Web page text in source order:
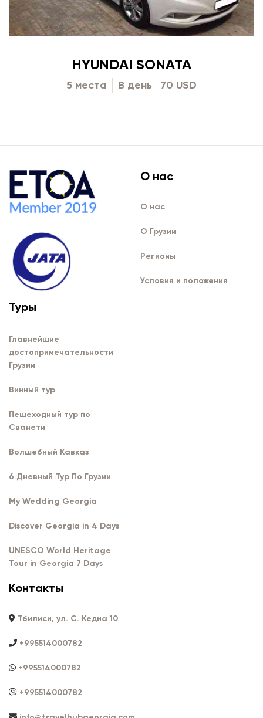
HYUNDAI SONATA
5 места В день 70 USD
О нас
О нас
О Грузии
Регионы
Условия и положения
Туры
Главнейшие
достопримечательности
Грузии
Винный тур
Пешеходный тур по
Сванети
Волшебный Кавказ
6 Дневный Тур По Грузии
My Wedding Georgia
Discover Georgia in 4 Days
UNESCO World Heritage
Tour in Georgia 7 Days
Контакты
Тбилиси, ул. С. Кедиа 10
+995514000782
+995514000782
+995514000782